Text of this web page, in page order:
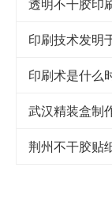
透明不干胶印
印刷技术发明
武汉精装盒制
荆州不干胶贴